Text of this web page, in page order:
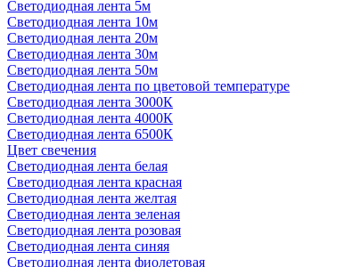
Светодиодная лента 5м
Светодиодная лента 10м
Светодиодная лента 20м
Светодиодная лента 30м
Светодиодная лента 50м
Светодиодная лента по цветовой температуре
Светодиодная лента 3000К
Светодиодная лента 4000К
Светодиодная лента 6500К
Цвет свечения
Светодиодная лента белая
Светодиодная лента красная
Светодиодная лента желтая
Светодиодная лента зеленая
Светодиодная лента розовая
Светодиодная лента синяя
Светодиодная лента фиолетовая